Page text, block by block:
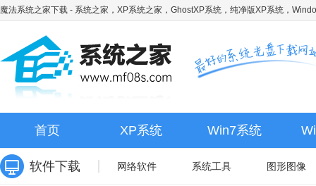
魔法系统之家下载 - 系统之家，XP系统之家，GhostXP系统，纯净版XP系统，
首页 XP系统 Win7系统
软件下载 网络软件 系统工具 图形图像